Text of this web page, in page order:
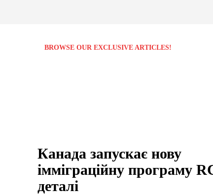
BROWSE OUR EXCLUSIVE ARTICLES!
Канада запускає нову
імміграційну програму
деталі